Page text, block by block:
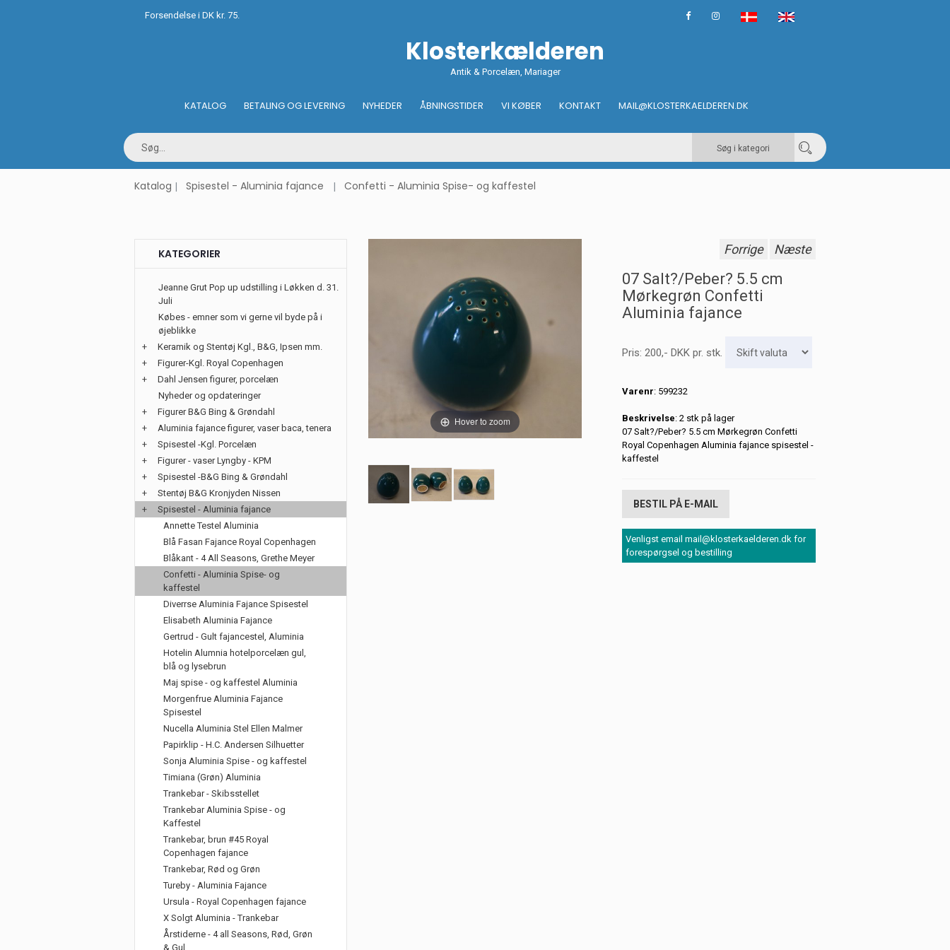
Forsendelse i DK kr. 75.
Klosterkælderen
Antik & Porcelæn, Mariager
KATALOG BETALING OG LEVERING NYHEDER ÅBNINGSTIDER VI KØBER KONTAKT MAIL@KLOSTERKAELDEREN.DK
Søg i kategori
Katalog Spisestel - Aluminia fajance Confetti - Aluminia Spise- og kaffestel
KATEGORIER
Jeanne Grut Pop up udstilling i Løkken d. 31.
Juli
Købes - emner som vi gerne vil byde på i
øjeblikke
+
Keramik og Stentøj Kgl., B&G, Ipsen mm.
+
Figurer-Kgl. Royal Copenhagen
+
Dahl Jensen figurer, porcelæn
Nyheder og opdateringer
+
Figurer B&G Bing & Grøndahl
+
Aluminia fajance figurer, vaser baca, tenera
+
Spisestel -Kgl. Porcelæn
+
Figurer - vaser Lyngby - KPM
+
Spisestel -B&G Bing & Grøndahl
+
Stentøj B&G Kronjyden Nissen
+
Spisestel - Aluminia fajance
Annette Testel Aluminia
Blå Fasan Fajance Royal Copenhagen
Blåkant - 4 All Seasons, Grethe Meyer
Confetti - Aluminia Spise- og
kaffestel
Diverrse Aluminia Fajance Spisestel
Elisabeth Aluminia Fajance
Gertrud - Gult fajancestel, Aluminia
Hotelin Alumnia hotelporcelæn gul,
blå og lysebrun
Maj spise - og kaffestel Aluminia
Morgenfrue Aluminia Fajance
Spisestel
Nucella Aluminia Stel Ellen Malmer
Papirklip - H.C. Andersen Silhuetter
Sonja Aluminia Spise - og kaffestel
Timiana (Grøn) Aluminia
Trankebar - Skibsstellet
Trankebar Aluminia Spise - og
Kaffestel
Trankebar, brun #45 Royal
Copenhagen fajance
Trankebar, Rød og Grøn
Tureby - Aluminia Fajance
Ursula - Royal Copenhagen fajance
X Solgt Aluminia - Trankebar
Årstiderne - 4 all Seasons, Rød, Grøn
& Gul
Hover to zoom
Forrige Næste
07 Salt?/Peber? 5.5 cm
Mørkegrøn Confetti
Aluminia fajance
Pris: 200,- DKKpr. stk.
Varenr: 599232
Beskrivelse: 2 stk på lager
07 Salt?/Peber? 5.5 cm Mørkegrøn Confetti
Royal Copenhagen Aluminia fajance spisestel -
kaffestel
BESTIL PÅ E-MAIL
Venligst email mail@klosterkaelderen.dk for
forespørgsel og bestilling